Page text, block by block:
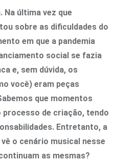
Na última vez que
sobre as dificuldades do
em que a pandemia
social se fazia
e, sem dúvida, os
você) eram peças
que momentos
de criação, tendo
Entretanto, a
o cenário musical nesse
as mesmas?